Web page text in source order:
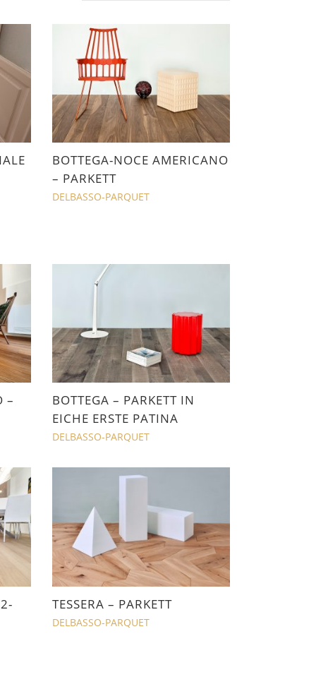
BOTTEGA-NOCE AMERICANO
– PARKETT
DELBASSO-PARQUET
–
BOTTEGA – PARKETT IN
EICHE ERSTE PATINA
DELBASSO-PARQUET
TESSERA – PARKETT
DELBASSO-PARQUET